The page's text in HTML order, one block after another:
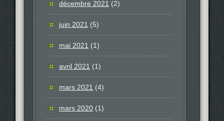
décembre 2021 (2)
juin 2021 (5)
mai 2021 (1)
avril 2021 (1)
mars 2021 (4)
mars 2020 (1)